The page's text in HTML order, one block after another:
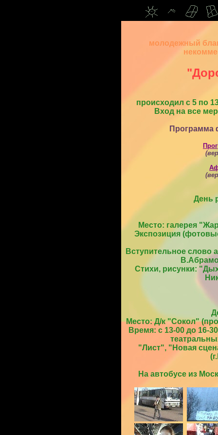
молодежный
происходил с 5 по
Вход на все
Программа
День
Место: галерея
Экспозиция
Вступительное слово
Стихи, рисунки:
Место: Д/к "Сокол"
Время: с 13-00 до 16-
"Лист", "Новая
На автобусе из